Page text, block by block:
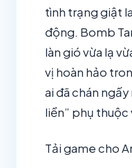
tình trạng giật
động. Bomb
làn gió vừa lạ
vị hoàn hảo
ai đã chán
liền” phụ thuộc
Tải game cho